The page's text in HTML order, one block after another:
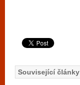
Související